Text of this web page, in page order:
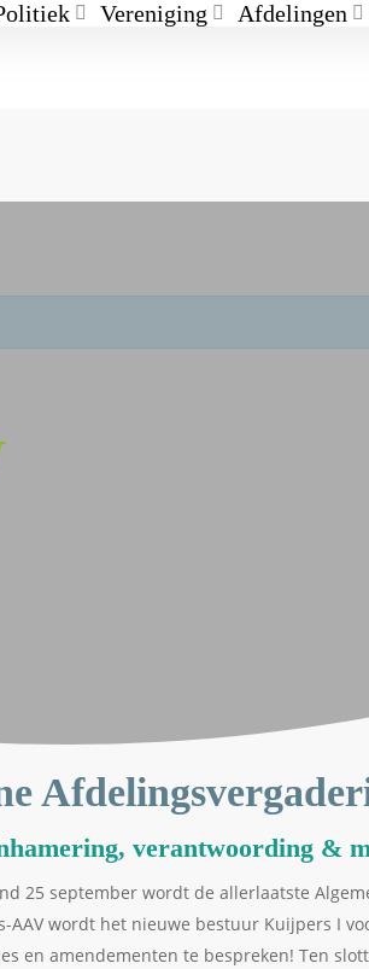
Vereniging Afdelingen
verantwoording &
25 september wordt de allerlaatste
AAV wordt het nieuwe bestuur Kuijpers I
en amendementen te bespreken! Ten